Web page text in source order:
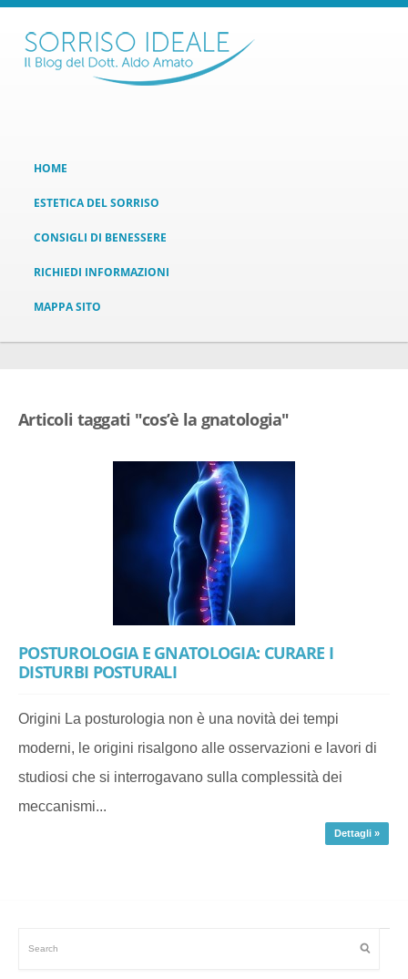
HOME
ESTETICA DEL SORRISO
CONSIGLI DI BENESSERE
RICHIEDI INFORMAZIONI
MAPPA SITO
Articoli taggati "cos’è la gnatologia"
POSTUROLOGIA E GNATOLOGIA: CURARE I
DISTURBI POSTURALI
Origini La posturologia non è una novità dei tempi
moderni, le origini risalgono alle osservazioni e lavori di
studiosi che si interrogavano sulla complessità dei
meccanismi...
Dettagli »